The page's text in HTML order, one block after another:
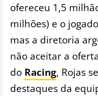
ofereceu 1,5
milhões) e o
mas a diretoria
não aceitar a
do Racing, Rojas
destaques da